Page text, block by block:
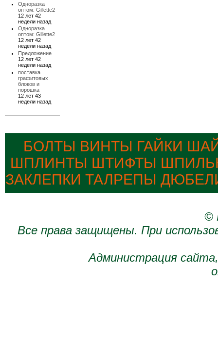
Одноразка
оптом: Gillette2
12 лет 42
недели назад
Одноразка
оптом: Gillette2
12 лет 42
недели назад
Предложение
12 лет 42
недели назад
поставка
графитовых
блоков и
порошка
12 лет 43
недели назад
БОЛТЫ ВИНТЫ ГАЙКИ
ШПЛИНТЫ ШТИФТЫ
ЗАКЛЕПКИ ТАЛРЕПЫ
©
Все права защищены. При
Администрация